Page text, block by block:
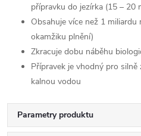
přípravku do jezírka (15 – 20
Obsahuje více než 1
okamžiku plnění)
Zkracuje dobu náběhu
Přípravek je vhodný pro silně
kalnou vodou
Parametry produktu